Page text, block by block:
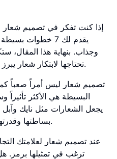
إذا كنت تفكر في تصميم شعار
يقدم لك 7 خطوات
وجذاب. بنهاية هذا المقال،
تحتاجها لابتكار شعار يبرز علامتك التجارية بشكل مبهر.
تصميم شعار ليس أمراً صعباً
البسيطة هي الأكثر
يجعل الشعارات مثل نايك وآبل
بساطتها وقدرتها على التعرف عليها بسهولة.
عند تصميم شعار لعلامتك
ترغب في تمثيلها برمز.